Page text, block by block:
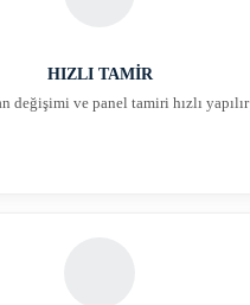
HIZLI TAMİR
değişimi ve panel tamiri hızlı yapılır